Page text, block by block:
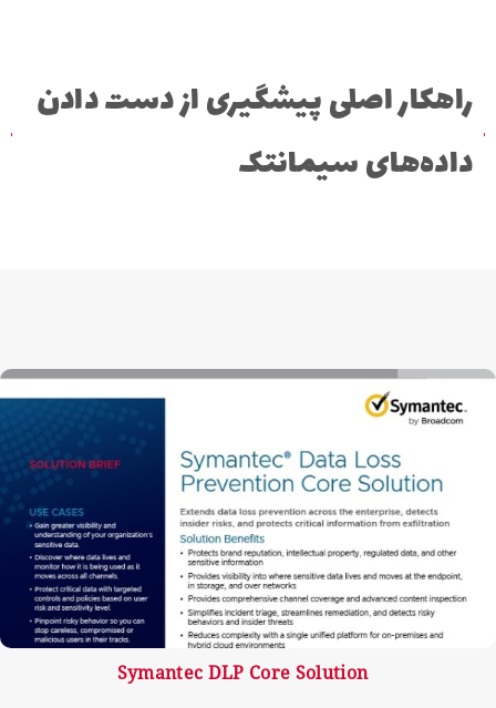
راهکار اصلی پیشگیری از دست دادن
داده‌های سیمانتک
Symantec DLP Core Solution